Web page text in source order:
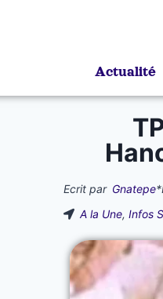
Actualité
Ecrit par Gnatepe*
A la Une, Infos